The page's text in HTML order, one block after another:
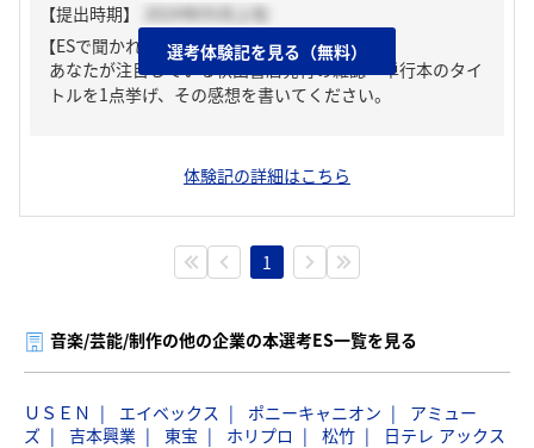
【提出時期】
2024年05月上旬
【ESで聞かれた質問】
あなたが注目している秋田書店発行の雑誌・単行本のタイ
トルを1点挙げ、その感想を書いてください。
体験記の詳細はこちら
選考体験記を見る（無料）
1
音楽/芸能/制作の他の企業の本選考ES一覧を見る
ＵＳＥＮ エイベックス ポニーキャニオン
アミュー
ズ
吉本興業 東宝 ホリプロ 松竹
日テレ アックス